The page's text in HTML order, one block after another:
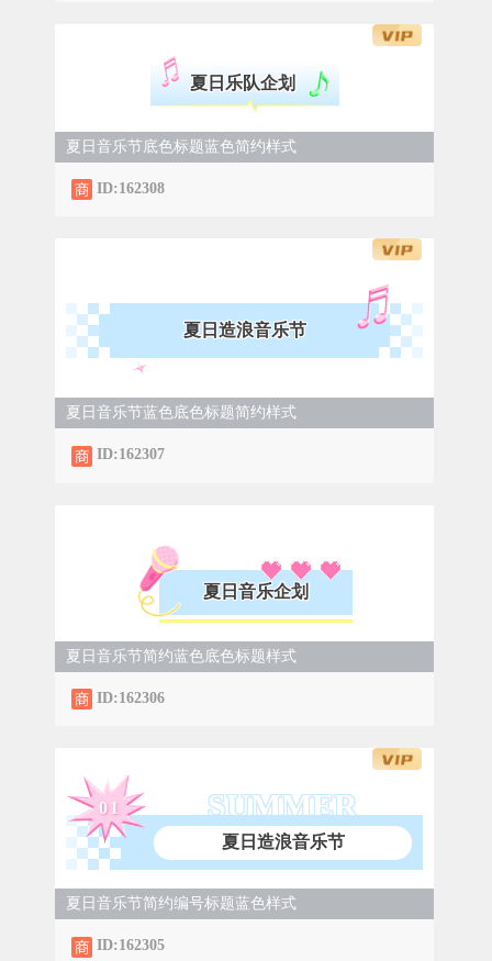
夏日乐队企划
夏日音乐节底色标题蓝色简约样式
ID:162308
夏日造浪音乐节
夏日音乐节蓝色底色标题简约样式
ID:162307
夏日音乐企划
夏日音乐节简约蓝色底色标题样式
ID:162306
SUMMER
01
夏日造浪音乐节
夏日音乐节简约编号标题蓝色样式
ID:162305